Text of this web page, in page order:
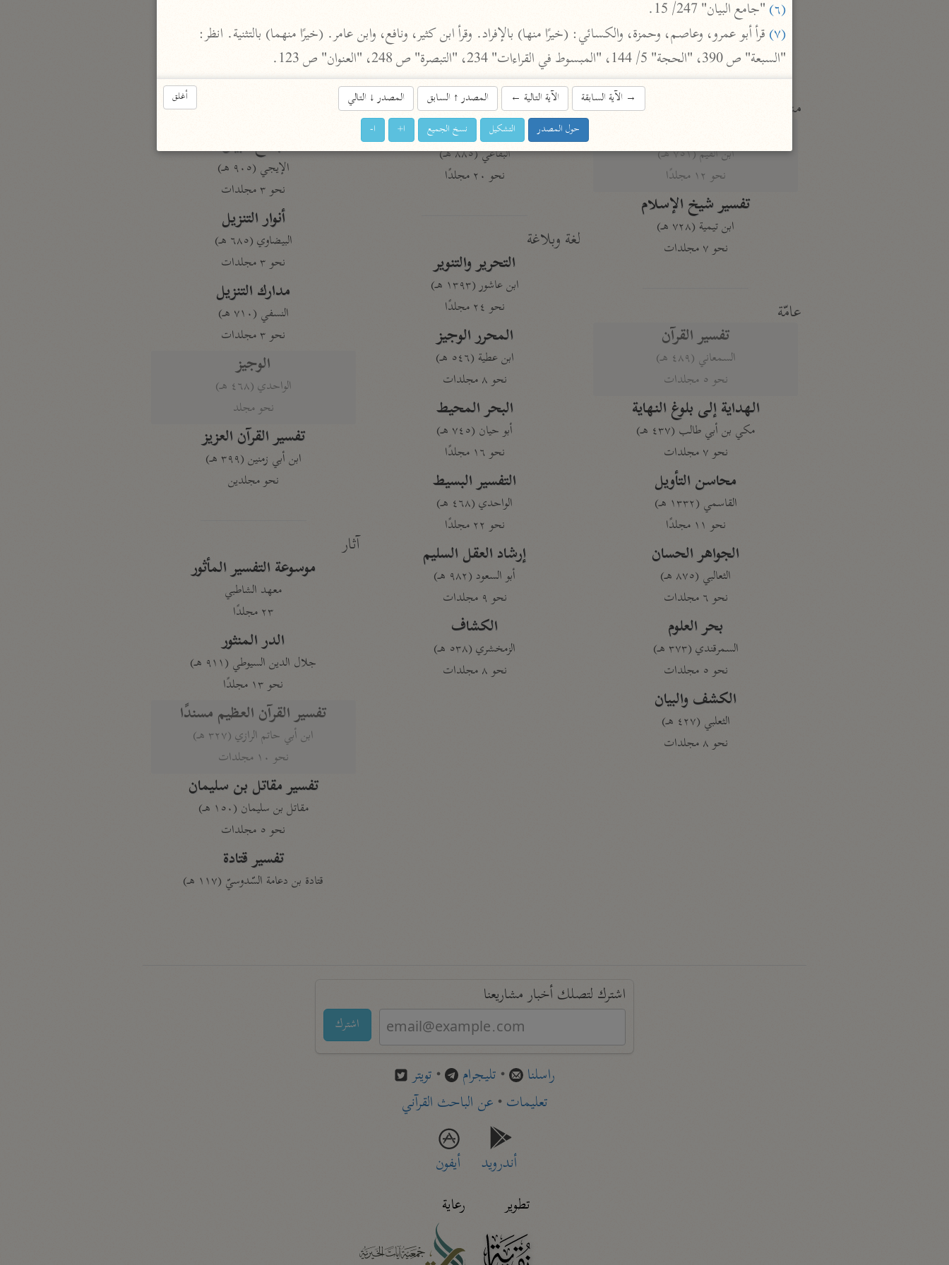
نحو ٦ مجلدات
منتقاة
ابن القيم (٧٥١ هـ)
نحو ١٢ مجلدًا
تفسير شيخ الإسلام
ابن تيمية (٧٢٨ هـ)
نحو ٧ مجلدات
عامّة
تفسير القرآن
السمعاني (٤٨٩ هـ)
نحو ٥ مجلدات
الهداية إلى بلوغ النهاية
مكي بن أبي طالب (٤٣٧ هـ)
نحو ٧ مجلدات
محاسن التأويل
القاسمي (١٣٣٢ هـ)
نحو ١١ مجلدًا
الجواهر الحسان
الثعالبي (٨٧٥ هـ)
نحو ٦ مجلدات
بحر العلوم
السمرقندي (٣٧٣ هـ)
نحو ٥ مجلدات
الكشف والبيان
الثعلبي (٤٢٧ هـ)
نحو ٨ مجلدات
أخرى
أضواء البيان
محمد الأمين الشنقيطي (١٣٩٤ هـ)
نحو ١١ مجلدًا
نظم الدرر
البقاعي (٨٨٥ هـ)
نحو ٢٠ مجلدًا
لغة وبلاغة
التحرير والتنوير
ابن عاشور (١٣٩٣ هـ)
نحو ٢٤ مجلدًا
المحرر الوجيز
ابن عطية (٥٤٦ هـ)
نحو ٨ مجلدات
البحر المحيط
أبو حيان (٧٤٥ هـ)
نحو ١٦ مجلدًا
التفسير البسيط
الواحدي (٤٦٨ هـ)
نحو ٢٢ مجلدًا
إرشاد العقل السليم
أبو السعود (٩٨٢ هـ)
نحو ٩ مجلدات
الكشاف
الزمخشري (٥٣٨ هـ)
نحو ٨ مجلدات
مركَّزة العبارة
تفسير الجلالين
جامع البيان
الإيجي (٩٠٥ هـ)
نحو ٣ مجلدات
أنوار التنزيل
البيضاوي (٦٨٥ هـ)
نحو ٣ مجلدات
مدارك التنزيل
النسفي (٧١٠ هـ)
نحو ٣ مجلدات
الوجيز
الواحدي (٤٦٨ هـ)
نحو مجلد
تفسير القرآن العزيز
ابن أبي زمنين (٣٩٩ هـ)
نحو مجلدين
آثار
موسوعة التفسير المأثور
معهد الشاطبي
٢٣ مجلدًا
الدر المنثور
جلال الدين السيوطي (٩١١ هـ)
نحو ١٣ مجلدًا
تفسير القرآن العظيم مسندًا
ابن أبي حاتم الرازي (٣٢٧ هـ)
نحو ١٠ مجلدات
تفسير مقاتل بن سليمان
مقاتل بن سليمان (١٥٠ هـ)
نحو ٥ مجلدات
تفسير قتادة
قتادة بن دعامة السّدوسيّ (١١٧ هـ)
اشترك لتصلك أخبار مشاريعنا
اشترك
راسلنا • تليجرام • تويتر
تعليمات• عن الباحث القرآني
أندرويد
أيفون
تطوير
رعاية
(٦)
"جامع البيان" 247/ 15.
(٧)
"السبعة" ص 390، "الحجة" 5/ 144، "المبسوط في القراءات" 234، "التبصرة" ص 248، "العنوان" ص 123.
أغلق →الآية السابقة الآية التالية ← المصدر↑السابق المصدر↓التالي
حول المصدر التشكيل نسخ الجميع ا+ ا-